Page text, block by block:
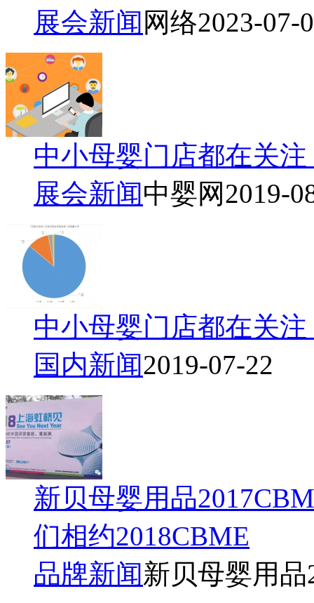
展会新闻 网络2023-07-
中小母婴门店都在关
展会新闻中婴网2019-
中小母婴门店都在关
国内新闻2019-07-22
新贝母婴用品
们相约2018CBME
品牌新闻新贝母婴用品